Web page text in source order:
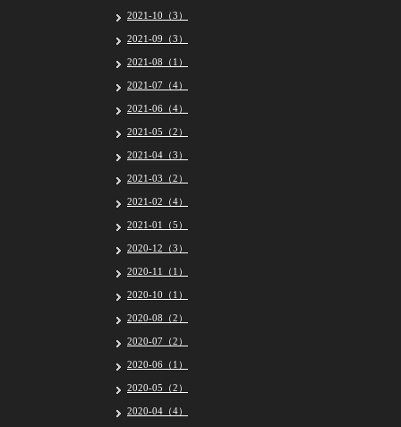
2021-10（3）
2021-09（3）
2021-08（1）
2021-07（4）
2021-06（4）
2021-05（2）
2021-04（3）
2021-03（2）
2021-02（4）
2021-01（5）
2020-12（3）
2020-11（1）
2020-10（1）
2020-08（2）
2020-07（2）
2020-06（1）
2020-05（2）
2020-04（4）